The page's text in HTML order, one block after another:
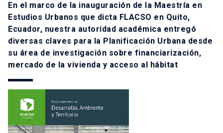
En el marco de la inauguración de la Maestría en
Estudios Urbanos que dicta FLACSO en Quito,
Ecuador, nuestra autoridad académica entregó
diversas claves para la Planificación Urbana desde
su área de investigación sobre financiarización,
mercado de la vivienda y acceso al hábitat